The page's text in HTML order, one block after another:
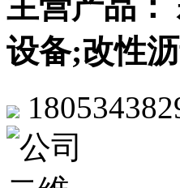
设备;改性